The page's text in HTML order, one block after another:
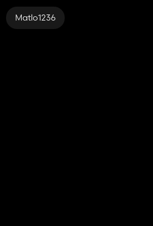
Matlo1236